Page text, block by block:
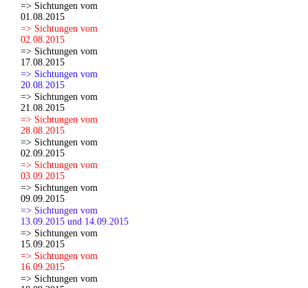
=> Sichtungen vom
01.08.2015
=> Sichtungen vom
02.08.2015
=> Sichtungen vom
17.08.2015
=> Sichtungen vom
20.08.2015
=> Sichtungen vom
21.08.2015
=> Sichtungen vom
28.08.2015
=> Sichtungen vom
02.09.2015
=> Sichtungen vom
03.09.2015
=> Sichtungen vom
09.09.2015
=> Sichtungen vom
13.09.2015 und 14.09.2015
=> Sichtungen vom
15.09.2015
=> Sichtungen vom
16.09.2015
=> Sichtungen vom